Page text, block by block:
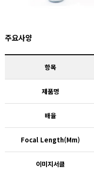
주요사양
항목
제품명
배율
Focal Length(mm)
이미지서클